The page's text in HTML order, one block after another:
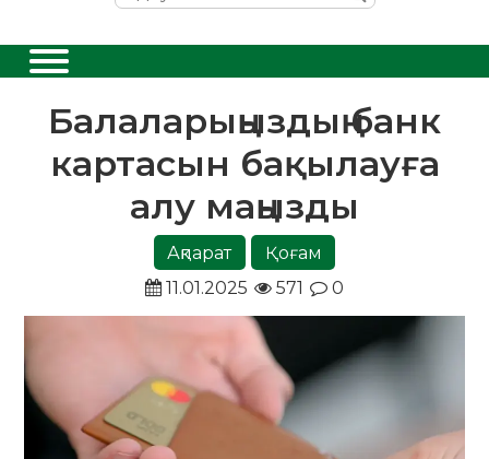
Балаларыңыздың банк
картасын бақылауға
алу маңызды
Ақпарат
Қоғам
11.01.2025
571 0